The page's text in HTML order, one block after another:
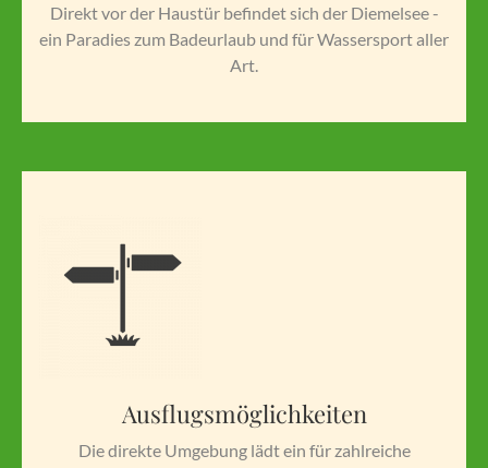
Direkt vor der Haustür befindet sich der Diemelsee -
ein Paradies zum Badeurlaub und für Wassersport aller
Art.
Ausflugsmöglichkeiten
Die direkte Umgebung lädt ein für zahlreiche